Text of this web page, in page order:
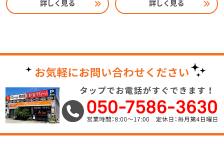
詳しく見る 詳しく見る